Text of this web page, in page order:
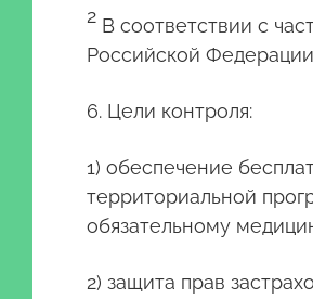
2 В соответствии с
Российской
6. Цели контроля:
1) обеспечение
территориальной
обязательному
2) защита прав